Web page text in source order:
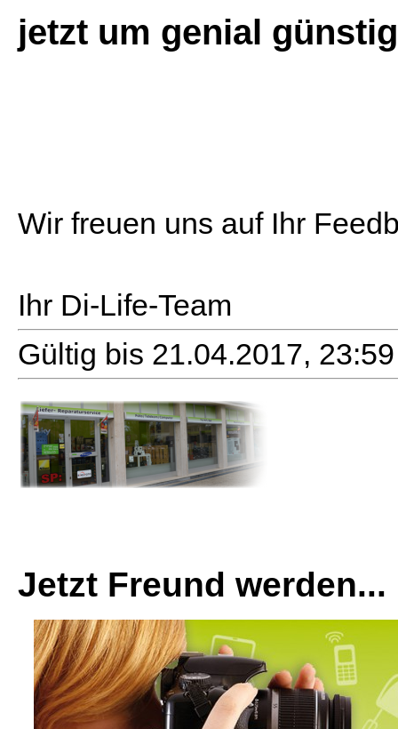
jetzt um genial
Wir freuen uns auf Ihr
Ihr Di-Life-Team
Gültig bis 21.04.2017,
Jetzt Freund werden...